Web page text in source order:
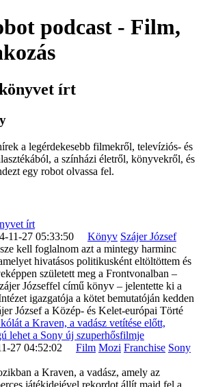
podcast - Film,
írt
a legérdekesebb filmekről, televíziós- és
a színházi életről, könyvekről, és
egy robot olvassa fel.
írt
11-27 05:33:50 Könyv Szájer József
kell foglalnom azt a mintegy harminc
hivatásos politikusként eltöltöttem és
született meg a Frontvonalban –
Józseffel című könyv – jelentette ki a
igazgatója a kötet bemutatóján kedden
József a Közép- és Kelet-európai Törté
a Kraven, a vadász vetítése előtt,
lehet a Sony új szuperhősfilmje
27 04:52:02 Film Mozi Franchise Sony
a Kraven, a vadász, amely az
játékidejével rekordot állít majd fel a